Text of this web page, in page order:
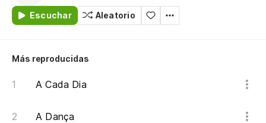
Escuchar Aleatorio
Más reproducidas
A Cada Dia
A Dança